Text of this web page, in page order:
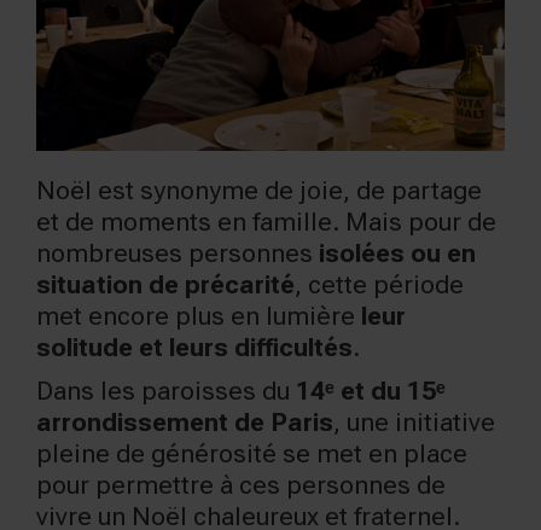
Noël est synonyme de joie, de partage
et de moments en famille. Mais pour de
nombreuses personnes isolées ou en
situation de précarité, cette période
met encore plus en lumière leur
solitude et leurs difficultés.
Dans les paroisses du 14ᵉ et du 15ᵉ
arrondissement de Paris, une initiative
pleine de générosité se met en place
pour permettre à ces personnes de
vivre un Noël chaleureux et fraternel.